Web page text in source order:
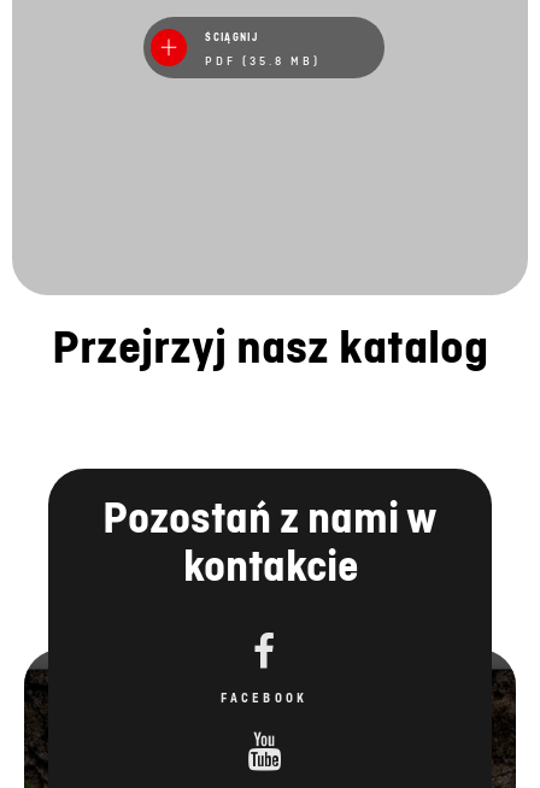
ŚCIĄGNIJ
PDF (35.8 MB)
Przejrzyj nasz katalog
Pozostań z nami w
kontakcie
FACEBOOK